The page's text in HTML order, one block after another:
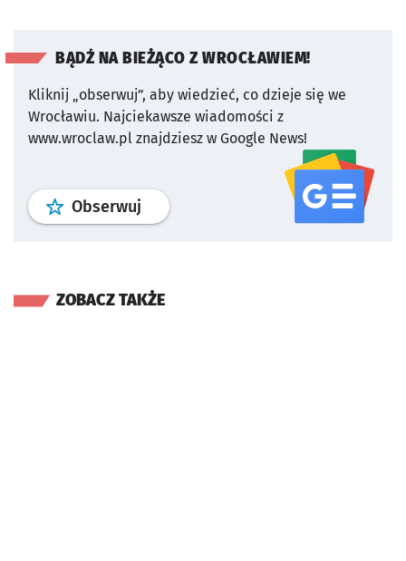
BĄDŹ NA BIEŻĄCO Z WROCŁAWIEM!
Kliknij „obserwuj”, aby wiedzieć, co dzieje się we
Wrocławiu. Najciekawsze wiadomości z
www.wroclaw.pl znajdziesz w Google News!
Obserwuj profil serwisu
ZOBACZ TAKŻE